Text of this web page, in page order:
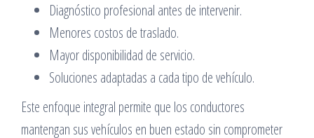
Diagnóstico profesional antes de intervenir.
Menores costos de traslado.
Mayor disponibilidad de servicio.
Soluciones adaptadas a cada tipo de vehículo.
Este enfoque integral permite que los conductores
mantengan sus vehículos en buen estado sin comprometer